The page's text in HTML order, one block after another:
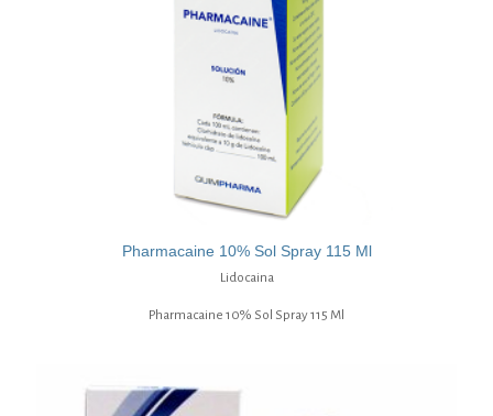
Pharmacaine 10% Sol Spray 115 Ml
Lidocaina
Pharmacaine 10% Sol Spray 115 Ml